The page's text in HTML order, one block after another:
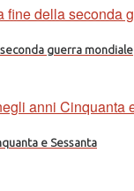
guerra mondiale
e Sessanta